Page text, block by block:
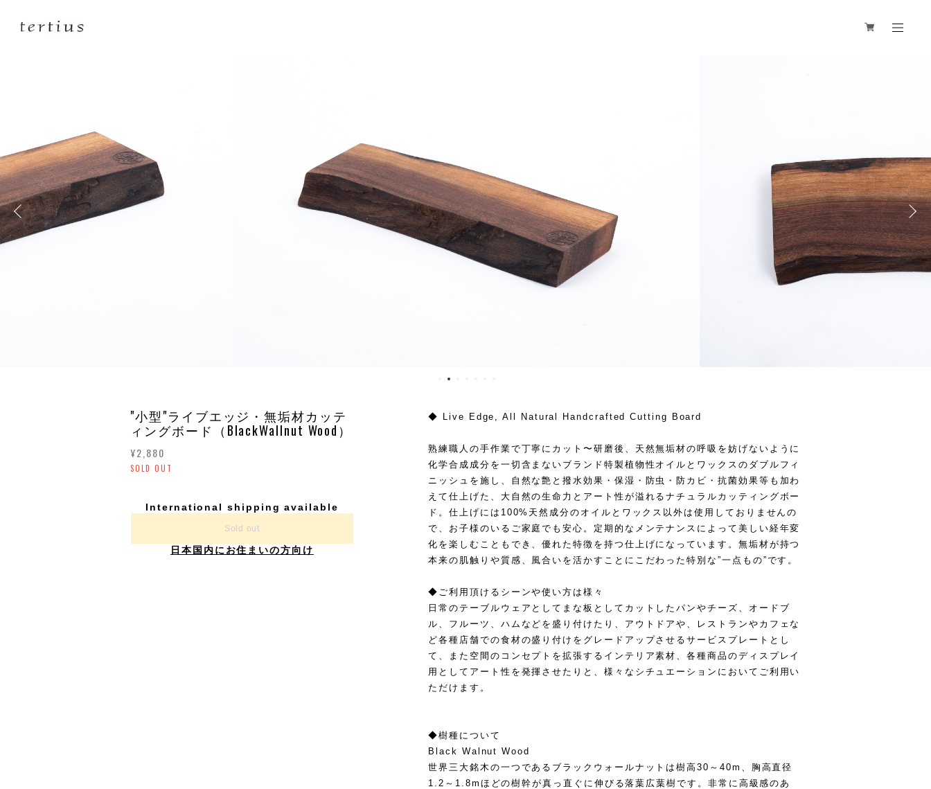
"小型"ライブエッジ・無垢材カッテ
ィングボード（BlackWallnut Wood）
¥2,880
SOLD OUT
International shipping available
Sold out
日本国内にお住まいの方向け
◆ Live Edge, All Natural Handcrafted Cutting Board
熟練職人の手作業で丁寧にカット〜研磨後、天然無垢材の呼吸を妨げないように
化学合成成分を一切含まないブランド特製植物性オイルとワックスのダブルフィ
ニッシュを施し、自然な艶と撥水効果・保湿・防虫・防カビ・抗菌効果等も加わ
えて仕上げた、大自然の生命力とアート性が溢れるナチュラルカッティングボー
ド。仕上げには100%天然成分のオイルとワックス以外は使用しておりませんの
で、お子様のいるご家庭でも安心。定期的なメンテナンスによって美しい経年変
化を楽しむこともでき、優れた特徴を持つ仕上げになっています。無垢材が持つ
本来の肌触りや質感、風合いを活かすことにこだわった特別な”一点もの”です。
◆ご利用頂けるシーンや使い方は様々
日常のテーブルウェアとしてまな板としてカットしたパンやチーズ、オードブ
ル、フルーツ、ハムなどを盛り付けたり、アウトドアや、レストランやカフェな
ど各種店舗での食材の盛り付けをグレードアップさせるサービスプレートとし
て、また空間のコンセプトを拡張するインテリア素材、各種商品のディスプレイ
用としてアート性を発揮させたりと、様々なシチュエーションにおいてご利用い
ただけます。
◆樹種について
Black Walnut Wood
世界三大銘木の一つであるブラックウォールナットは樹高30～40m、胸高直径
1.2～1.8mほどの樹幹が真っ直ぐに伸びる落葉広葉樹です。非常に高級感のあ